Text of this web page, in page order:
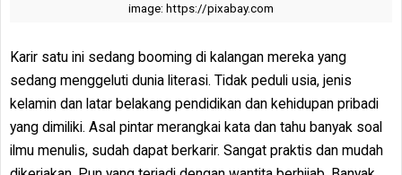
image: https://pixabay.com
Karir satu ini sedang booming di kalangan mereka yang
sedang menggeluti dunia literasi. Tidak peduli usia, jenis
kelamin dan latar belakang pendidikan dan kehidupan pribadi
yang dimiliki. Asal pintar merangkai kata dan tahu banyak soal
ilmu menulis, sudah dapat berkarir. Sangat praktis dan mudah